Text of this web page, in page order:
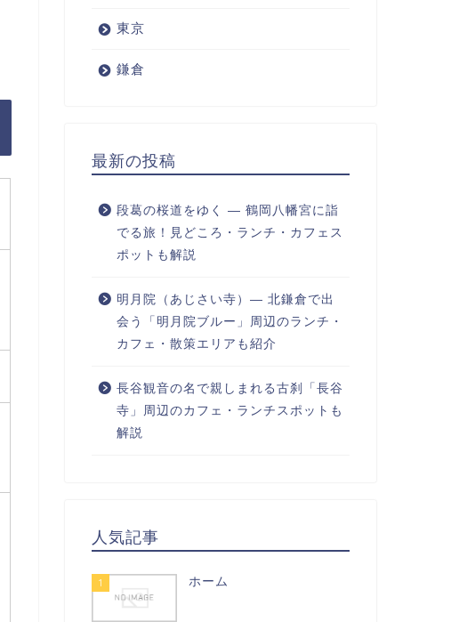
東京
鎌倉
最新の投稿
段葛の桜道をゆく ― 鶴岡八幡宮に詣
でる旅！見どころ・ランチ・カフェス
ポットも解説
明月院（あじさい寺）― 北鎌倉で出
会う「明月院ブルー」周辺のランチ・
カフェ・散策エリアも紹介
長谷観音の名で親しまれる古刹「長谷
寺」周辺のカフェ・ランチスポットも
解説
人気記事
1 ホーム